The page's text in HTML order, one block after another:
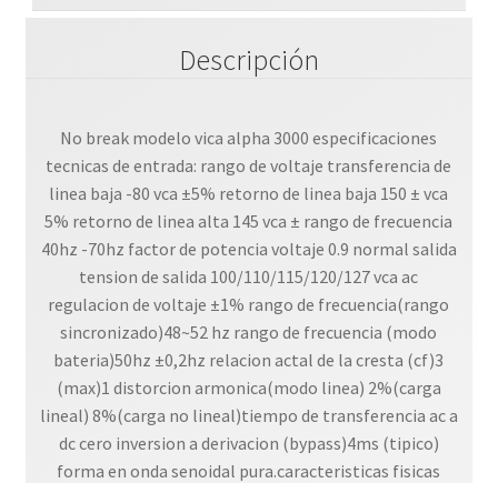
Descripción
No break modelo vica alpha 3000 especificaciones
tecnicas de entrada: rango de voltaje transferencia de
linea baja -80 vca ±5% retorno de linea baja 150 ± vca
5% retorno de linea alta 145 vca ± rango de frecuencia
40hz -70hz factor de potencia voltaje 0.9 normal salida
tension de salida 100/110/115/120/127 vca ac
regulacion de voltaje ±1% rango de frecuencia(rango
sincronizado)48~52 hz rango de frecuencia (modo
bateria)50hz ±0,2hz relacion actal de la cresta (cf)3
(max)1 distorcion armonica(modo linea) 2%(carga
lineal) 8%(carga no lineal)tiempo de transferencia ac a
dc cero inversion a derivacion (bypass)4ms (tipico)
forma en onda senoidal pura.caracteristicas fisicas